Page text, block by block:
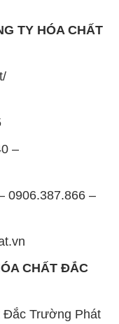
TY HÓA CHẤT
–
0906.387.866 –
CHẤT ĐẮC
Đắc Trường Phát